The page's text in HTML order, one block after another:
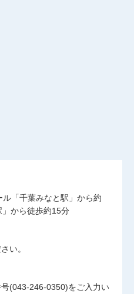
「千葉みなと駅」から約
から徒歩約15分
い。
(043-246-0350)をご入力い